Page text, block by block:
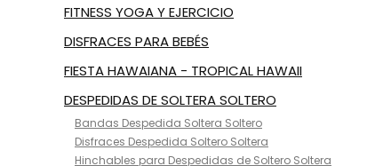
FITNESS YOGA Y EJERCICIO
DISFRACES PARA BEBÉS
FIESTA HAWAIANA - TROPICAL HAWAII
DESPEDIDAS DE SOLTERA SOLTERO
Bandas Despedida Soltera Soltero
Disfraces Despedida Soltero Soltera
Hinchables para Despedidas de Soltero Soltera